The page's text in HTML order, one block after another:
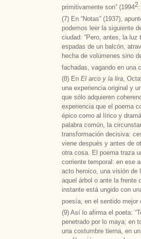
primitivamente son” (19942
(7) En “Notas” (1937),
podemos leer la siguiente
ciudad: “Pero, antes, la luz
espadas de un balcón,
hecha de volúmenes sino
fachadas, vagando en una
(8) En El arco y la lira ,
una experiencia original y
que sólo adquieren
experiencia que el poema
épico como al lírico y
palabra común, la
transformación decisiva:
viene después y antes de
otra cosa. El poema traza
corriente temporal: en ese
acto heroico, una visión de
aquel árbol o ante la frente
instante está ungido con
poesía, en el sentido mejor
(9) Así lo afirma el poeta:
penetrado por lo maya; en
una costumbre tierna, en